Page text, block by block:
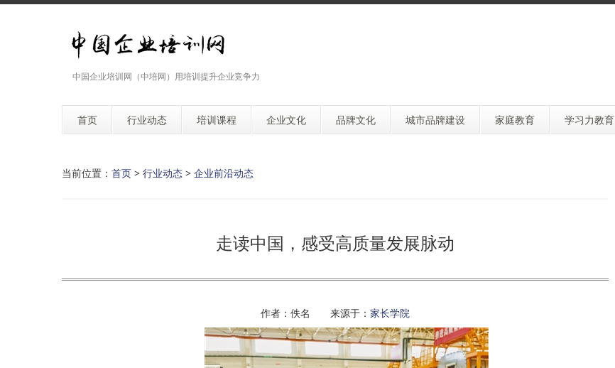
中国企业培训网（中培网）用培训提升企业竞争力
首页 行业动态 培训课程 企业文化 品牌文化 城市品牌建设 家庭教育 学习力教育
当前位置： 首页 > 行业动态 > 企业前沿动态
走读中国，感受高质量发展脉动
作者：佚名 来源于： 家长学院